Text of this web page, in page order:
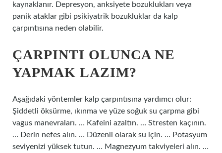
kaynaklanır. Depresyon, anksiyete bozuklukları veya
panik ataklar gibi psikiyatrik bozukluklar da kalp
çarpıntısına neden olabilir.
ÇARPINTI OLUNCA NE
YAPMAK LAZIM?
Aşağıdaki yöntemler kalp çarpıntısına yardımcı olur:
Şiddetli öksürme, ıkınma ve yüze soğuk su çarpma gibi
vagus manevraları. … Kafeini azaltın. … Stresten kaçının.
… Derin nefes alın. … Düzenli olarak su için. … Potasyum
seviyenizi yüksek tutun. … Magnezyum takviyeleri alın. …